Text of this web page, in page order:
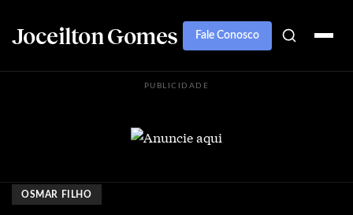
Joceilton Gomes Fale Conosco
PUBLICIDADE
OSMAR FILHO